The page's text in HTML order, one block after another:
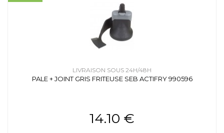
LIVRAISON SOUS 24H/48H
PALE + JOINT GRIS FRITEUSE SEB ACTIFRY 990596
14.10 €